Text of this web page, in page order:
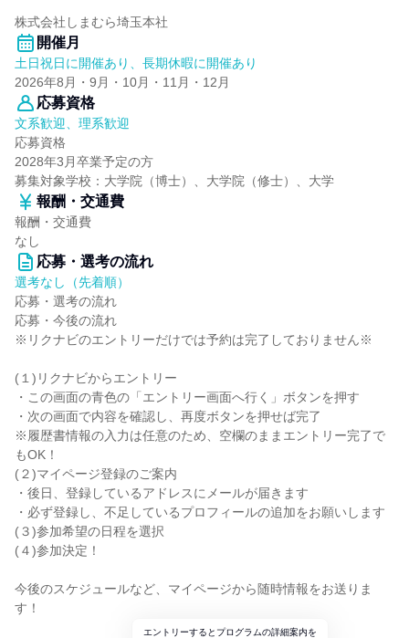
株式会社しまむら埼玉本社
開催月
土日祝日に開催あり、長期休暇に開催あり
2026年8月・9月・10月・11月・12月
応募資格
文系歓迎、理系歓迎
応募資格
2028年3月卒業予定の方
募集対象学校：大学院（博士）、大学院（修士）、大学
報酬・交通費
報酬・交通費
なし
応募・選考の流れ
選考なし（先着順）
応募・選考の流れ
応募・今後の流れ
※リクナビのエントリーだけでは予約は完了しておりません※
(１)リクナビからエントリー
・この画面の青色の「エントリー画面へ行く」ボタンを押す
・次の画面で内容を確認し、再度ボタンを押せば完了
※履歴書情報の入力は任意のため、空欄のままエントリー完了で
もOK！
(２)マイページ登録のご案内
・後日、登録しているアドレスにメールが届きます
・必ず登録し、不足しているプロフィールの追加をお願いします
(３)参加希望の日程を選択
(４)参加決定！
今後のスケジュールなど、マイページから随時情報をお送りま
す！
エントリーするとプログラムの詳細案内を